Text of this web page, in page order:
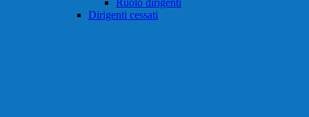
Ruolo dirigenti
Dirigenti cessati